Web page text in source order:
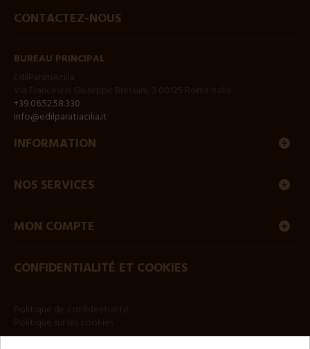
CONTACTEZ-NOUS
BUREAU PRINCIPAL
+39.06.52.58.330
info@edilparatiacilia.it
INFORMATION
NOS SERVICES
MON COMPTE
CONFIDENTIALITÉ ET COOKIES